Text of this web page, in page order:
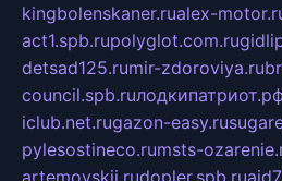
kingbolenskaner.rualex-
act1.spb.rupolyglot.com.ru
detsad125.rumir-zdoroviya.ru
council.spb.ruлодкипатриот.рф
iclub.net.rugazon-easy.ru
pylesostineco.rumsts-
artemovskij.rudopler.spb.ru